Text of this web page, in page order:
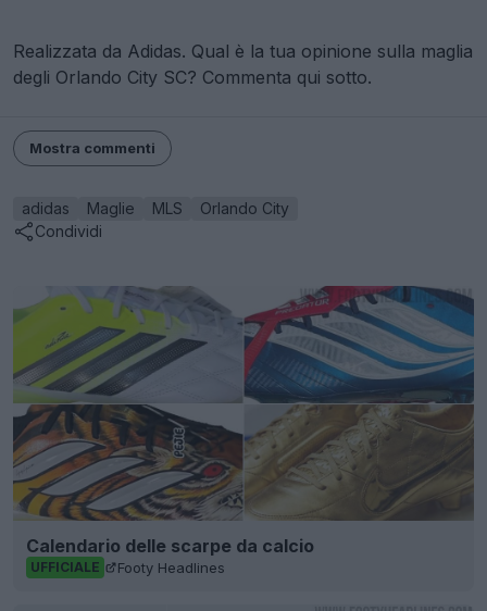
Realizzata da Adidas. Qual è la tua opinione sulla maglia
degli Orlando City SC? Commenta qui sotto.
Mostra commenti
adidas Maglie MLS
Orlando City
Condividi
Calendario delle scarpe da calcio
UFFICIALE Footy Headlines